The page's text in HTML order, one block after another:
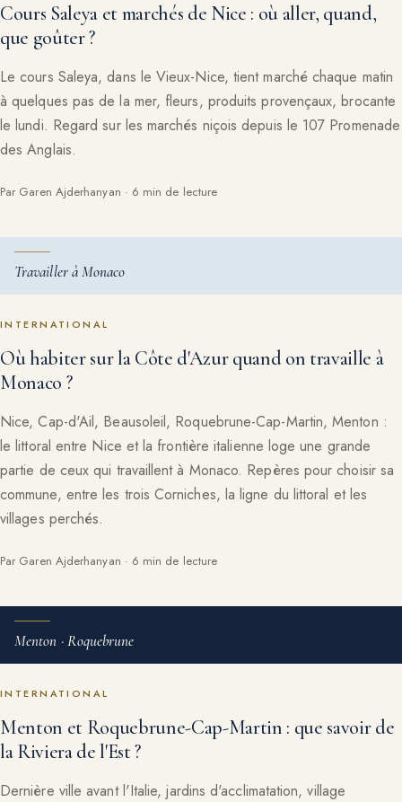
Cours Saleya et marchés de Nice : où aller, quand,
que goûter ?
Le cours Saleya, dans le Vieux-Nice, tient marché chaque matin
à quelques pas de la mer, fleurs, produits provençaux, brocante
le lundi. Regard sur les marchés niçois depuis le 107 Promenade
des Anglais.
Par Garen Ajderhanyan · 6 min de lecture
Travailler à Monaco
INTERNATIONAL
Où habiter sur la Côte d'Azur quand on travaille à
Monaco ?
Nice, Cap-d'Ail, Beausoleil, Roquebrune-Cap-Martin, Menton :
le littoral entre Nice et la frontière italienne loge une grande
partie de ceux qui travaillent à Monaco. Repères pour choisir sa
commune, entre les trois Corniches, la ligne du littoral et les
villages perchés.
Par Garen Ajderhanyan · 6 min de lecture
Menton · Roquebrune
INTERNATIONAL
Menton et Roquebrune-Cap-Martin : que savoir de
la Riviera de l'Est ?
Dernière ville avant l'Italie, jardins d'acclimatation, village